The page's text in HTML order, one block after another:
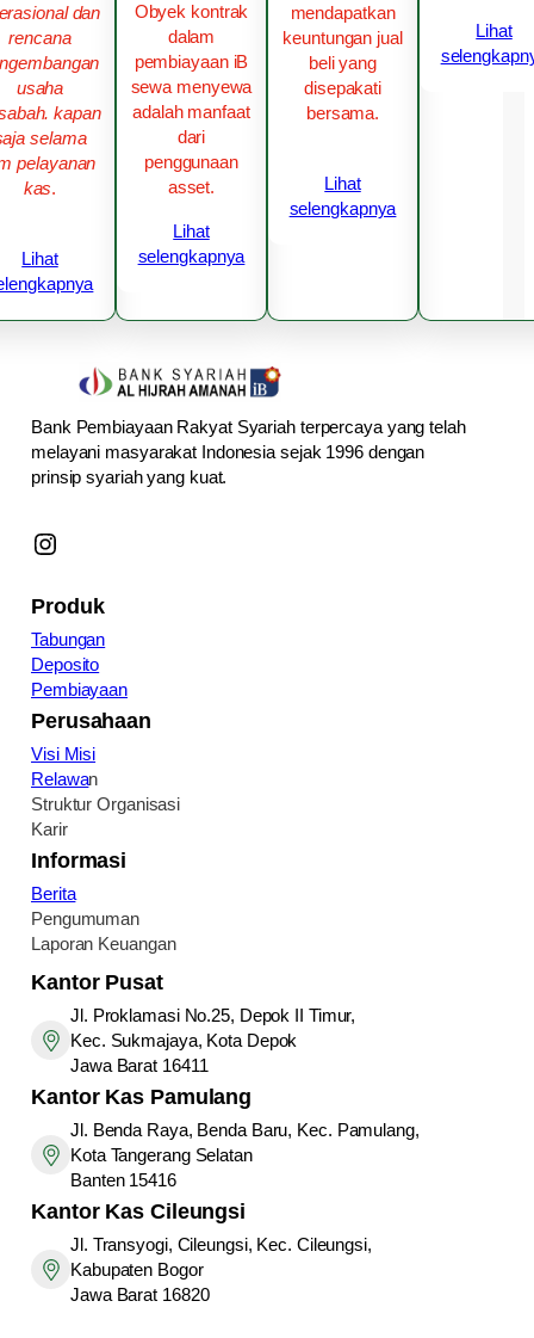
dan
rencana
usaha
kapan
selama
pelayanan
kas.
Lihat
Obyek kontrak
dalam
pembiayaan iB
sewa menyewa
adalah manfaat
dari
penggunaan
asset.
Lihat
selengkapnya
mendapatkan
keuntungan jual
beli yang
disepakati
bersama.
Lihat
selengkapnya
Lihat
Bank Pembiayaan Rakyat Syariah terpercaya yang telah
melayani masyarakat Indonesia sejak 1996 dengan
prinsip syariah yang kuat.
Instagram
Produk
Tabungan
Deposito
Pembiayaan
Perusahaan
Visi Misi
Relawan
Struktur Organisasi
Karir
Informasi
Berita
Pengumuman
Laporan Keuangan
Kantor Pusat
Jl. Proklamasi No.25, Depok II Timur,
Kec. Sukmajaya, Kota Depok
Jawa Barat 16411
Kantor Kas Pamulang
Jl. Benda Raya, Benda Baru, Kec. Pamulang,
Kota Tangerang Selatan
Banten 15416
Kantor Kas Cileungsi
Jl. Transyogi, Cileungsi, Kec. Cileungsi,
Kabupaten Bogor
Jawa Barat 16820